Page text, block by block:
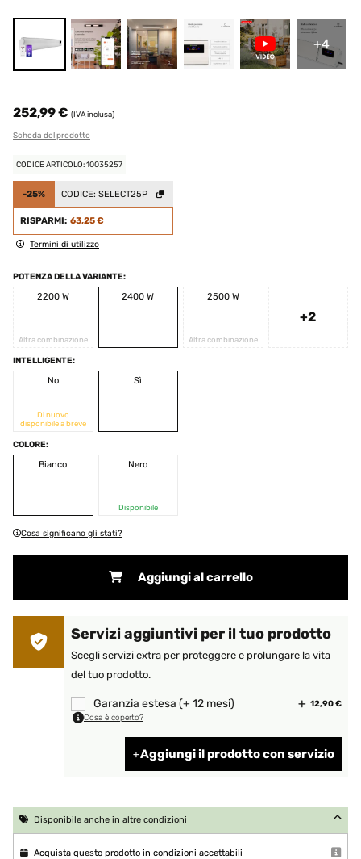
+4
252,99 € (IVA inclusa)
Scheda del prodotto
CODICE ARTICOLO: 10035257
-25% CODICE: SELECT25P
RISPARMI: 63,25 €
Termini di utilizzo
POTENZA DELLA VARIANTE:
2200 W
Altra combinazione
2400 W 2500 W
Altra combinazione
+2
INTELLIGENTE:
No
Di nuovo
disponibile a breve
Sì
COLORE:
Bianco
Nero
Disponibile
Cosa significano gli stati?
Aggiungi al carrello
Servizi aggiuntivi per il tuo prodotto
Scegli servizi extra per proteggere e prolungare la vita
del tuo prodotto.
Garanzia estesa (+ 12 mesi) 12,90 €
Cosa è coperto?
Aggiungi il prodotto con servizio
Disponibile anche in altre condizioni
Acquista questo prodotto in condizioni accettabili